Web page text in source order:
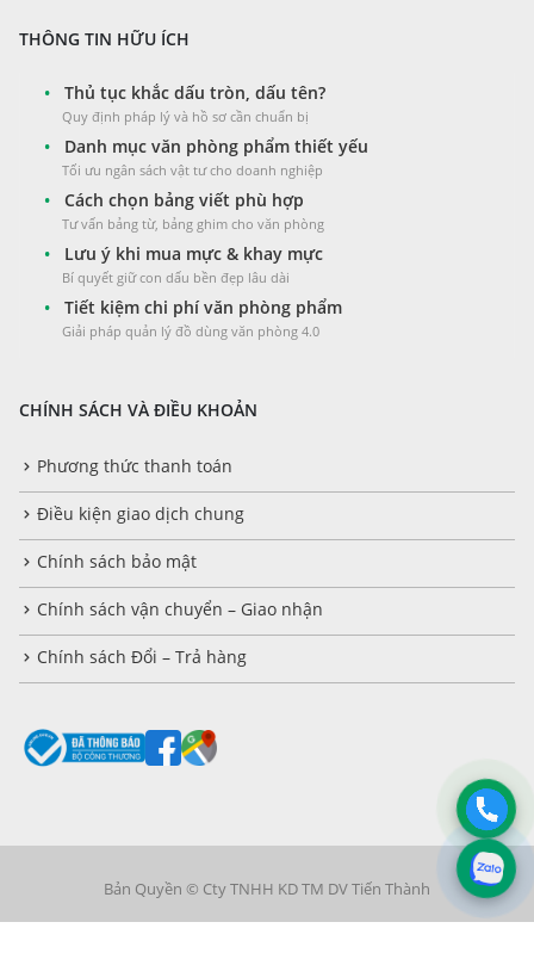
THÔNG TIN HỮU ÍCH
• Thủ tục khắc dấu tròn, dấu tên?
Quy định pháp lý và hồ sơ cần chuẩn bị
• Danh mục văn phòng phẩm thiết yếu
Tối ưu ngân sách vật tư cho doanh nghiệp
• Cách chọn bảng viết phù hợp
Tư vấn bảng từ, bảng ghim cho văn phòng
• Lưu ý khi mua mực & khay mực
Bí quyết giữ con dấu bền đẹp lâu dài
• Tiết kiệm chi phí văn phòng phẩm
Giải pháp quản lý đồ dùng văn phòng 4.0
CHÍNH SÁCH VÀ ĐIỀU KHOẢN
Phương thức thanh toán
Điều kiện giao dịch chung
Chính sách bảo mật
Chính sách vận chuyển – Giao nhận
Chính sách Đổi – Trả hàng
Bản Quyền © Cty TNHH KD TM DV Tiến Thành